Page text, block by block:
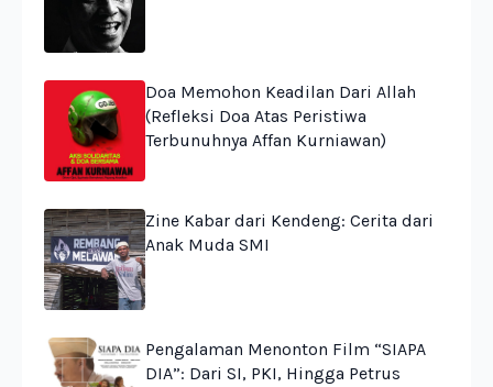
Doa Memohon Keadilan Dari Allah
(Refleksi Doa Atas Peristiwa
Terbunuhnya Affan Kurniawan)
Zine Kabar dari Kendeng: Cerita dari
Anak Muda SMI
Pengalaman Menonton Film “SIAPA
DIA”: Dari SI, PKI, Hingga Petrus